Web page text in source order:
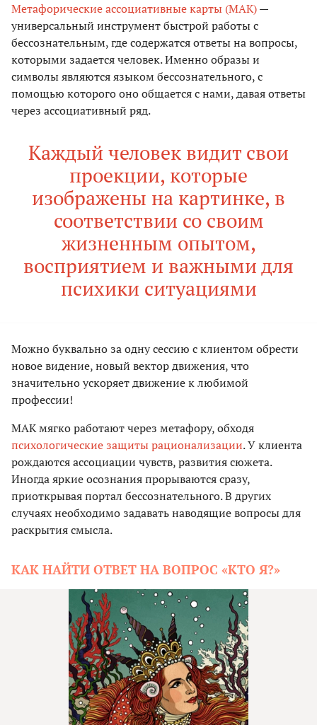
Метафорические ассоциативные карты (МАК)—
универсальный инструмент быстрой работы с
бессознательным, где содержатся ответы на вопросы,
которыми задается человек. Именно образы и
символы являются языком бессознательного, с
помощью которого оно общается с нами, давая ответы
через ассоциативный ряд.
Каждый человек видит свои
проекции, которые
изображены на картинке, в
соответствии со своим
жизненным опытом,
восприятием и важными для
психики ситуациями
Можно буквально за одну сессию с клиентом обрести
новое видение, новый вектор движения, что
значительно ускоряет движение к любимой
профессии!
МАК мягко работают через метафору, обходя
психологические защиты рационализации. У клиента
рождаются ассоциации чувств, развития сюжета.
Иногда яркие осознания прорываются сразу,
приоткрывая портал бессознательного. В других
случаях необходимо задавать наводящие вопросы для
раскрытия смысла.
КАК НАЙТИ ОТВЕТ НА ВОПРОС «КТО Я?»